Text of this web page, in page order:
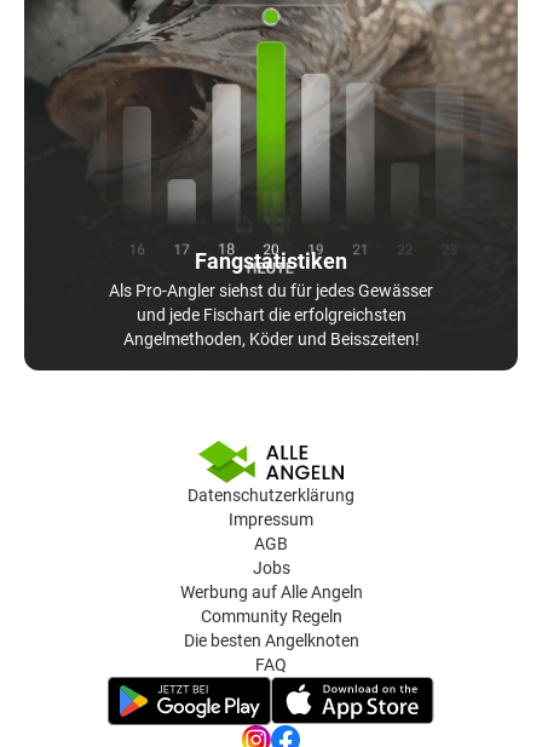
Fangstatistiken
Als Pro-Angler siehst du für jedes Gewässer
und jede Fischart die erfolgreichsten
Angelmethoden, Köder und Beisszeiten!
Datenschutzerklärung
Impressum
AGB
Jobs
Werbung auf Alle Angeln
Community Regeln
Die besten Angelknoten
FAQ